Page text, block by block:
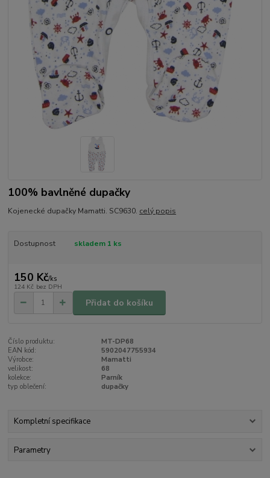
100% bavlněné dupačky
Kojenecké dupačky Mamatti. SC9630. celý popis
Dostupnost skladem 1 ks
150 Kč/ks
124 Kč bez DPH
Přidat do košíku
Číslo produktu:
MT-DP68
EAN kód:
5902047755934
Výrobce:
Mamatti
velikost:
68
kolekce:
Parník
typ oblečení:
dupačky
Kompletní specifikace
Parametry